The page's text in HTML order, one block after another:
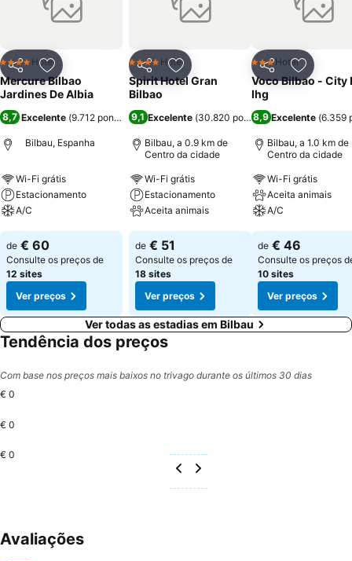
clientes, Centro de Negócios, Internet Wifi, Cafetaria, Serviço de
Quartos 24H, Lavandaria, Estacionamento, Spa Urbano alguns dos
custo adicional, e o Restaurante “zuria” especializado em comida
Basca. O Hotel dispõem ainda de Estacionamento de Autocarro
muito perto do edifício. Numa cidade com museus tão importante
arte permanente, dando um toque artístico a sua estadi
PartilharAdicionar aos favoritos
4 EstrelasHotel
Mercure Bilbao
Jardines De Albia
8,7 Excelente (9.712 pontuações)
Bilbau, Espanha
Wi-Fi grátis
Estacionamento
A/C
Ver preços
de € 60
Consulte os preços de
12 sites
Ver preços
PartilharAdicionar aos favoritos
4 EstrelasHotel
Spirit Hotel Gran
Bilbao
9,1 Excelente (30.820 pontuações)
Bilbau, a 0.9 km de
Centro da cidade
Wi-Fi grátis
Estacionamento
Aceita animais
Ver preços
de € 51
Consulte os preços de
18 sites
Ver preços
Partilhar
3 Estrelas
Hotel
Voco Bilbao - City
Ihg
8,9 Excelente (6.359
Bilbau, a 1.0 km de
Centro da cidade
Wi-Fi grátis
Aceita animais
A/C
Ver preços
de € 46
Consulte os preços
10 sites
Ver preços
Ver todas as estadias em Bilbau
Tendência dos preços
Com base nos preços mais baixos no trivago durante os últimos 30 dias
€ 0
€ 0
€ 0
Avaliações